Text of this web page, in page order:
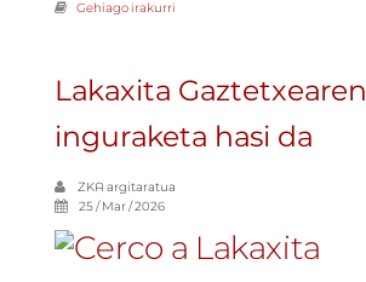
Gehiago irakurri
Lakaxita Gaztetxearen
inguraketa hasi da
ZKA argitaratua
25 / Mar / 2026